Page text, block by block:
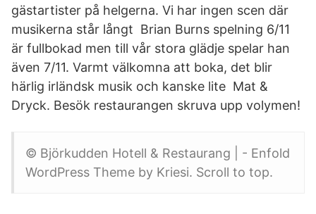
gästartister på helgerna. Vi har ingen scen där
musikerna står långt Brian Burns spelning 6/11
är fullbokad men till vår stora glädje spelar han
även 7/11. Varmt välkomna att boka, det blir
härlig irländsk musik och kanske lite Mat &
Dryck. Besök restaurangen skruva upp volymen!
© Björkudden Hotell & Restaurang | - Enfold
WordPress Theme by Kriesi. Scroll to top.